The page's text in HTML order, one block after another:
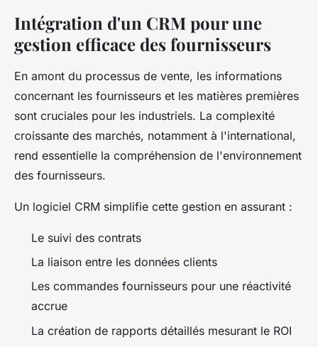
Intégration d'un CRM pour une
gestion efficace des fournisseurs
En amont du processus de vente, les informations
concernant les fournisseurs et les matières premières
sont cruciales pour les industriels. La complexité
croissante des marchés, notamment à l'international,
rend essentielle la compréhension de l'environnement
des fournisseurs.
Un logiciel CRM simplifie cette gestion en assurant :
Le suivi des contrats
La liaison entre les données clients
Les commandes fournisseurs pour une réactivité
accrue
La création de rapports détaillés mesurant le ROI